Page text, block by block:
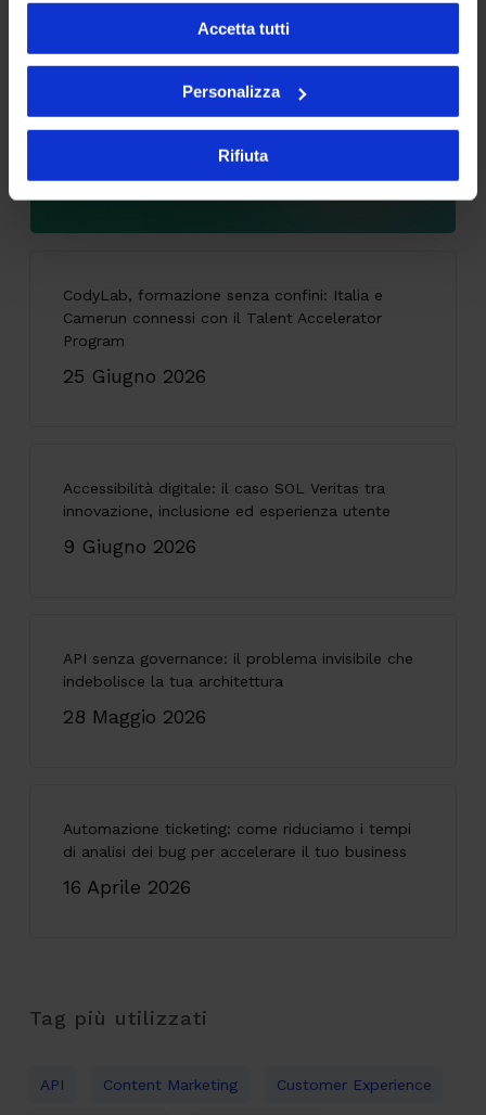
Accetta tutti
Personalizza
Rifiuta
deadline al 29/10 per mettersi a norma
9 Luglio 2026
CodyLab, formazione senza confini: Italia e
Camerun connessi con il Talent Accelerator
Program
25 Giugno 2026
Accessibilità digitale: il caso SOL Veritas tra
innovazione, inclusione ed esperienza utente
9 Giugno 2026
API senza governance: il problema invisibile che
indebolisce la tua architettura
28 Maggio 2026
Automazione ticketing: come riduciamo i tempi
di analisi dei bug per accelerare il tuo business
16 Aprile 2026
Tag più utilizzati
API Content Marketing Customer Experience